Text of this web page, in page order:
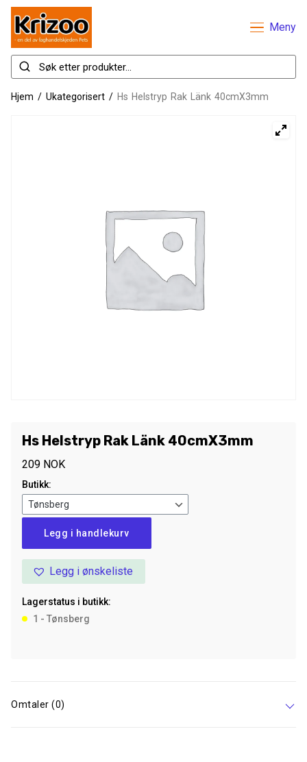
Meny
Hjem / Ukategorisert / Hs Helstryp Rak Länk 40cmX3mm
Hs Helstryp Rak Länk 40cmX3mm
209 NOK
Butikk:
Helstryp
Rak
Länk
antall
Legg i handlekurv
Legg i ønskeliste
Lagerstatus i butikk:
1 - Tønsberg
Omtaler (0)